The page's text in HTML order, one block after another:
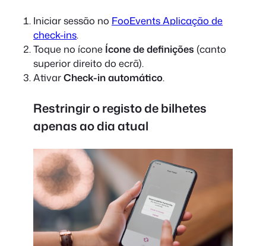
Iniciar sessão no FooEvents Aplicação de
check-ins.
Toque no ícone Ícone de definições (canto
superior direito do ecrã).
AtivarCheck-in automático.
Restringir o registo de bilhetes
apenas ao dia atual